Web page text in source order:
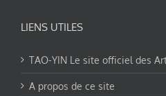
LIENS UTILES
TAO-YIN Le site officiel des
A propos de ce site